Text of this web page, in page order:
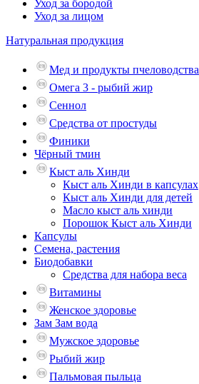
Уход за бородой
Уход за лицом
Натуральная продукция
Мед и продукты пчеловодства
Омега 3 - рыбий жир
Сеннол
Средства от простуды
Финики
Чёрный тмин
Кыст аль Хинди
Кыст аль Хинди в капсулах
Кыст аль Хинди для детей
Масло кыст аль хинди
Порошок Кыст аль Хинди
Капсулы
Семена, растения
Биодобавки
Средства для набора веса
Витамины
Женское здоровье
Зам Зам вода
Мужское здоровье
Рыбий жир
Пальмовая пыльца